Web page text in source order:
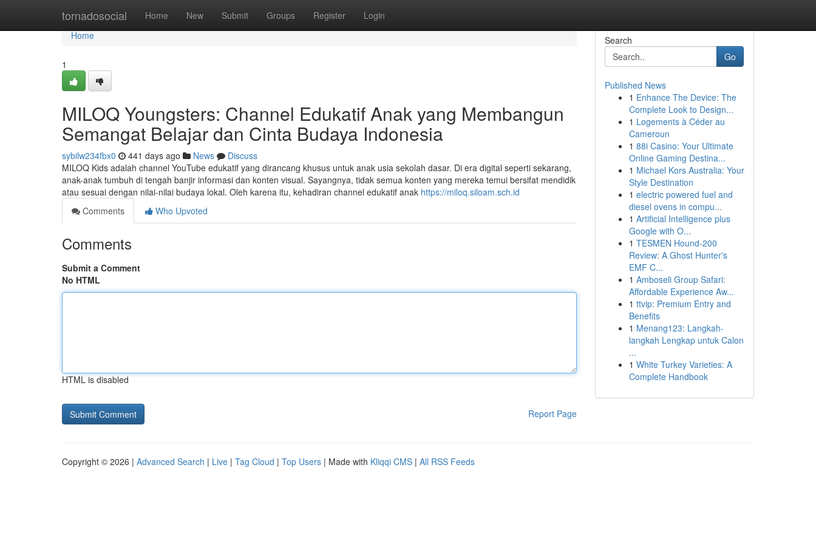
tornadosocial Home New Submit Groups Register Login
Home
Home
1
MILOQ Youngsters: Channel Edukatif Anak yang Membangun
Semangat Belajar dan Cinta Budaya Indonesia
sybilw234fbx0 441 days ago News
Discuss
MILOQ Kids adalah channel YouTube edukatif yang dirancang khusus untuk anak usia sekolah dasar. Di era digital seperti sekarang,
anak-anak tumbuh di tengah banjir informasi dan konten visual. Sayangnya, tidak semua konten yang mereka temui bersifat mendidik
atau sesuai dengan nilai-nilai budaya lokal. Oleh karena itu, kehadiran channel edukatif anak https://miloq.siloam.sch.id
Comments
Who Upvoted
Comments
Submit a Comment
No HTML
HTML is disabled
Report Page
Search
Go
Published News
1 Enhance The Device: The
Complete Look to Design...
1 Logements à Céder au
Cameroun
1 88i Casino: Your Ultimate
Online Gaming Destina...
1 Michael Kors Australia: Your
Style Destination
1 electric powered fuel and
diesel ovens in compu...
1 Artificial Intelligence plus
Google with O...
1 TESMEN Hound-200
Review: A Ghost Hunter's
EMF C...
1 Amboseli Group Safari:
Affordable Experience Aw...
1 ttvip: Premium Entry and
Benefits
1 Menang123: Langkah-
langkah Lengkap untuk Calon
...
1 White Turkey Varieties: A
Complete Handbook
Copyright © 2026 | Advanced Search | Live | Tag Cloud | Top Users | Made with Kliqqi CMS | All RSS Feeds